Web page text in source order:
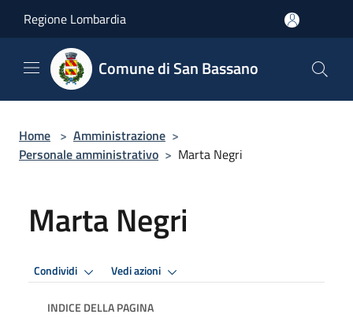
Regione Lombardia
Comune di San Bassano
Home > Amministrazione >
Personale amministrativo > Marta Negri
Marta Negri
Condividi Vedi azioni
INDICE DELLA PAGINA